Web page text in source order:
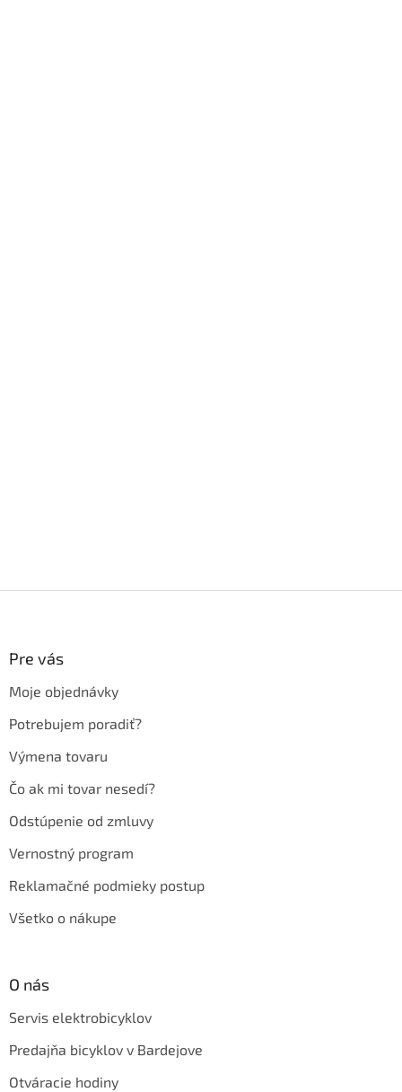
Pre vás
Moje objednávky
Potrebujem poradiť?
Výmena tovaru
Čo ak mi tovar nesedí?
Odstúpenie od zmluvy
Vernostný program
Reklamačné podmieky postup
Všetko o nákupe
O nás
Servis elektrobicyklov
Predajňa bicyklov v Bardejove
Otváracie hodiny